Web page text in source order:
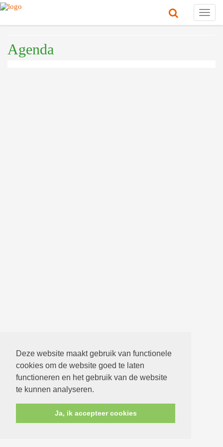
Deze website maakt gebruik van functionele
cookies om de website goed te laten
functioneren en het gebruik van de website
te kunnen analyseren.
Ja, ik accepteer cookies
Agenda